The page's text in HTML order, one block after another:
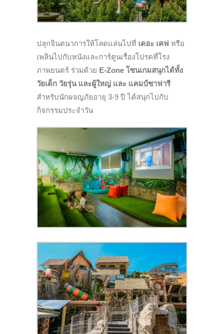
ปลุกจินตนาการให้โลดแล่นไปที่ เดอะ เคฟ หรือ
เพลินไปกับหนังและการ์ตูนเรื่องโปรดที่โรง
ภาพยนตร์ ร่วมด้วย E-Zone โซนเกมสนุกได้ทั้ง
วัยเด็ก วัยรุ่น และผู้ใหญ่ และ แคมป์ซาฟารี
สำหรับนักผจญภัยอายุ 3-9 ปี ได้สนุกไปกับ
กิจกรรมประจำวัน